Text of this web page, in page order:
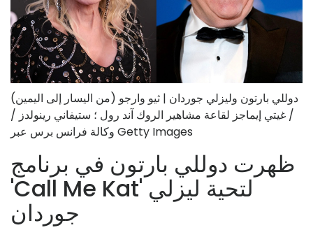
(من اليسار إلى اليمين) دوللي بارتون وليزلي جوردان | ثيو وارجو
/ غيتي إيماجز لقاعة مشاهير الروك آند رول ؛ ستيفاني رينولدز /
وكالة فرانس برس عبر Getty Images
ظهرت دوللي بارتون في برنامج
'Call Me Kat' لتحية ليزلي
جوردان